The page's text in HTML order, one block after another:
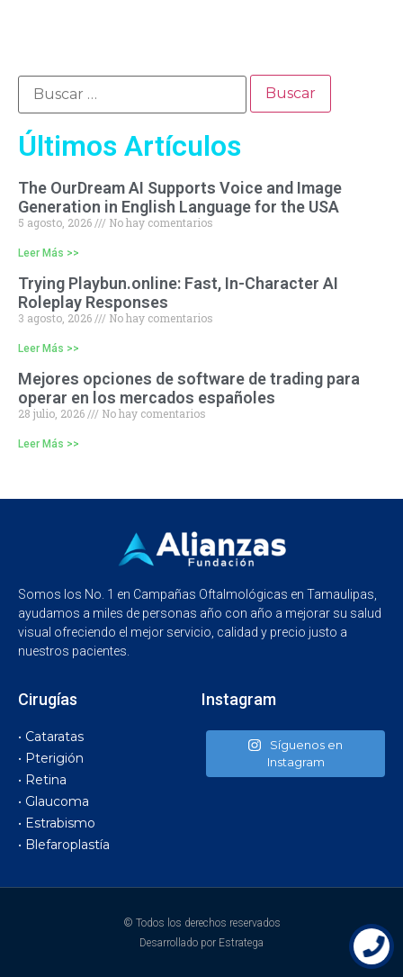
Últimos Artículos
The OurDream AI Supports Voice and Image
Generation in English Language for the USA
5 agosto, 2026 No hay comentarios
Leer Más >>
Trying Playbun.online: Fast, In-Character AI
Roleplay Responses
3 agosto, 2026 No hay comentarios
Leer Más >>
Mejores opciones de software de trading para
operar en los mercados españoles
28 julio, 2026 No hay comentarios
Leer Más >>
Somos los No. 1 en Campañas Oftalmológicas en Tamaulipas,
ayudamos a miles de personas año con año a mejorar su salud
visual ofreciendo el mejor servicio, calidad y precio justo a
nuestros pacientes.
Cirugías
• Cataratas
• Pterigión
• Retina
• Glaucoma
• Estrabismo
• Blefaroplastía
Instagram
Síguenos en
Instagram
© Todos los derechos reservados
Desarrollado por Estratega